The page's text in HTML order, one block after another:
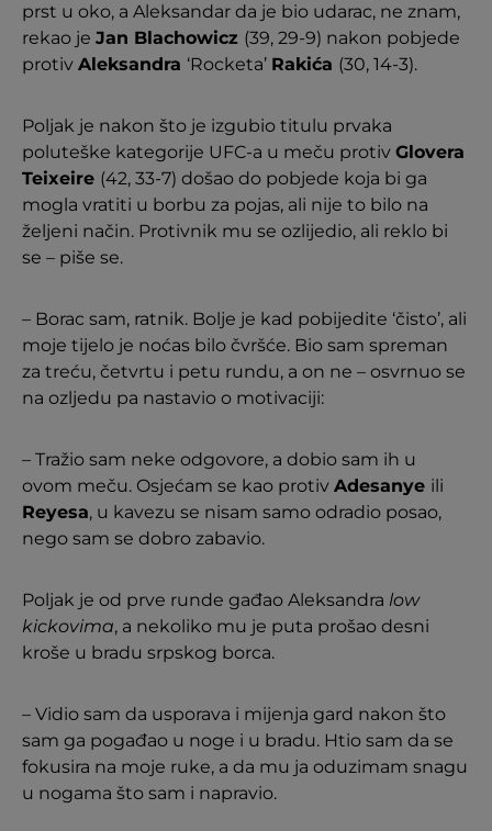
prst u oko, a Aleksandar da je bio udarac, ne znam,
rekao je Jan Blachowicz (39, 29-9) nakon pobjede
protiv Aleksandra ‘Rocketa’ Rakića (30, 14-3).
Poljak je nakon što je izgubio titulu prvaka
poluteške kategorije UFC-a u meču protiv Glovera
Teixeire (42, 33-7) došao do pobjede koja bi ga
mogla vratiti u borbu za pojas, ali nije to bilo na
željeni način. Protivnik mu se ozlijedio, ali reklo bi
se – piše se.
– Borac sam, ratnik. Bolje je kad pobijedite ‘čisto’, ali
moje tijelo je noćas bilo čvršće. Bio sam spreman
za treću, četvrtu i petu rundu, a on ne – osvrnuo se
na ozljedu pa nastavio o motivaciji:
– Tražio sam neke odgovore, a dobio sam ih u
ovom meču. Osjećam se kao protiv Adesanye ili
Reyesa, u kavezu se nisam samo odradio posao,
nego sam se dobro zabavio.
Poljak je od prve runde gađao Aleksandra low
kickovima, a nekoliko mu je puta prošao desni
kroše u bradu srpskog borca.
– Vidio sam da usporava i mijenja gard nakon što
sam ga pogađao u noge i u bradu. Htio sam da se
fokusira na moje ruke, a da mu ja oduzimam snagu
u nogama što sam i napravio.